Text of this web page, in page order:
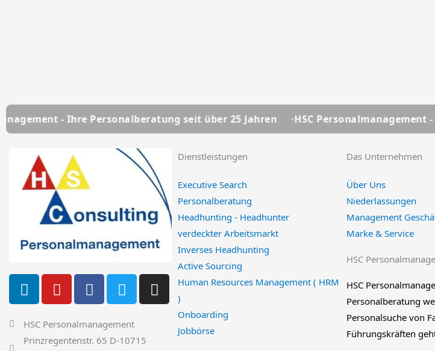
- Ihre Personalberatung seit über 25 Jahren HSC Personalmanagement - Ihre
L
i
n
k
e
Y
o
u
t
u
F
a
c
e
b
T
w
i
t
t
I
n
s
HSC Personalmanagement
Prinzregentenstr. 65 D-10715
Dienstleistungen
Executive Search
Personalberatung
Headhunting - Headhunter
verdeckter Arbeitsmarkt
Inverses Headhunting
Active Sourcing
Human Resources Management ( HRM
)
Onboarding
Jobbörse
Das Unternehmen
Über Uns
Niederlassungen
Management
Marke & Service
HSC
HSC
Personalberatung
Personalsuche von
Führungskräften